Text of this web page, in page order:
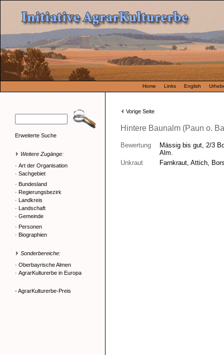
Home Links English
Erweiterte Suche
Weitere Zugänge:
· Art der Organisation
· Sachgebiet
· Bundesland
· Regierungsbezirk
· Landkreis
· Landschaft
· Gemeinde
· Personen
· Biographien
Sonderbereiche:
· Oberbayrische Almen
· AgrarKulturerbe in Europa
- AgrarKulturerbe-Preis
Vorige Seite
Hintere Baunalm (Paun o.
Bewertung
Mässig bis gut, 2/3
Alm.
Unkraut
Farnkraut, Attich,